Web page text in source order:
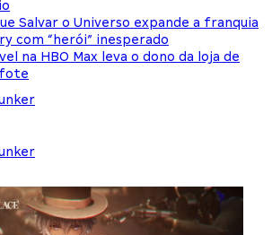
Salvar o Universo expande a franquia
com “herói” inesperado
na HBO Max leva o dono da loja de